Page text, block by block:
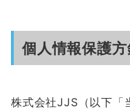
個人情報保護
株式会社JJS（以下「